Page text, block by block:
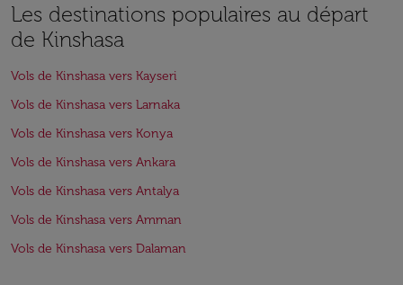
Les destinations populaires au départ
de Kinshasa
Vols de Kinshasa vers Kayseri
Vols de Kinshasa vers Larnaka
Vols de Kinshasa vers Konya
Vols de Kinshasa vers Ankara
Vols de Kinshasa vers Antalya
Vols de Kinshasa vers Amman
Vols de Kinshasa vers Dalaman